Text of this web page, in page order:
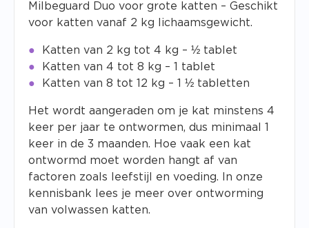
Milbeguard Duo voor grote katten – Geschikt
voor katten vanaf 2 kg lichaamsgewicht.
Katten van 2 kg tot 4 kg – ½ tablet
Katten van 4 tot 8 kg – 1 tablet
Katten van 8 tot 12 kg – 1 ½ tabletten
Het wordt aangeraden om je kat minstens 4
keer per jaar te ontwormen, dus minimaal 1
keer in de 3 maanden. Hoe vaak een kat
ontwormd moet worden hangt af van
factoren zoals leefstijl en voeding. In onze
kennisbank lees je meer over ontworming
van volwassen katten.